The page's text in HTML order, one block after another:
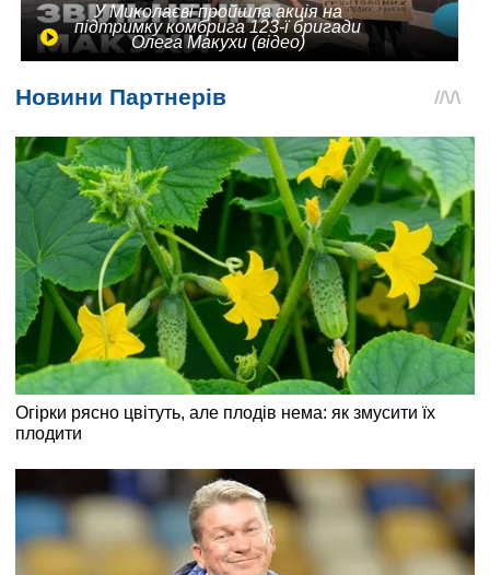
У Миколаєві пройшла акція на
підтримку комбрига 123-ї бригади
Олега Макухи (відео)